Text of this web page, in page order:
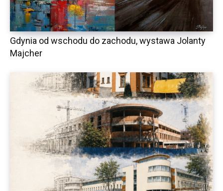
Gdynia od wschodu do zachodu, wystawa Jolanty
Majcher